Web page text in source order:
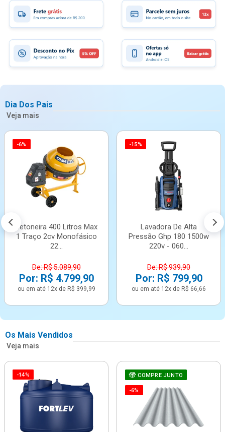
Dia Dos Pais
Veja mais
-6%
Betoneira 400 Litros Max
1 Traço 2cv Monofásico
22...
De: R$ 5.089,90
Por: R$ 4.799,90
ou em até 12x de R$ 399,99
-15%
Lavadora De Alta
Pressão Ghp 180 1500w
220v - 060...
De: R$ 939,90
Por: R$ 799,90
ou em até 12x de R$ 66,66
Os Mais Vendidos
Veja mais
-14% COMPRE JUNTO
-6%